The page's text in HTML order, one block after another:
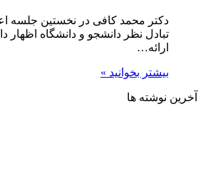
دکتر محمد کافی در نخستین جلسه
تبادل نظر دانشجو و دانشگاه اظهار
ارائه…
بیشتر بخوانید »
آخرین نوشته ها